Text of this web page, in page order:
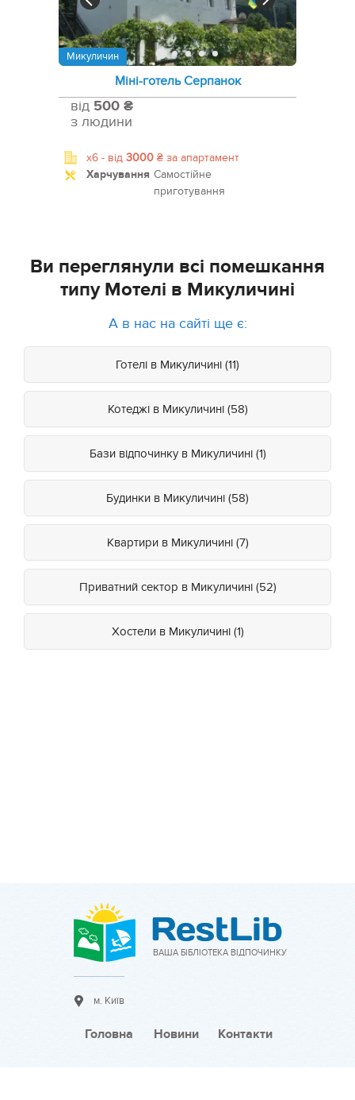
Микуличин
Міні-готель Серпанок
від 500 ₴
з людини
x6 - від 3000 ₴ за апартамент
Харчування Самостійне
приготування
Ви переглянули всі помешкання
типу Мотелі в Микуличині
А в нас на сайті ще є:
Готелі в Микуличині (11)
Котеджі в Микуличині (58)
Бази відпочинку в Микуличині (1)
Будинки в Микуличині (58)
Квартири в Микуличині (7)
Приватний сектор в Микуличині (52)
Хостели в Микуличині (1)
ВАША БІБЛІОТЕКА ВІДПОЧИНКУ
м. Київ
Головна Новини Контакти